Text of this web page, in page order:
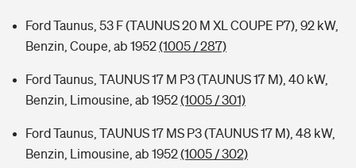
Ford Taunus, 53 F (TAUNUS 20 M XL COUPE P7), 92 kW,
Benzin, Coupe, ab 1952(1005 / 287)
Ford Taunus, TAUNUS 17 M P3 (TAUNUS 17 M), 40 kW,
Benzin, Limousine, ab 1952(1005 / 301)
Ford Taunus, TAUNUS 17 MS P3 (TAUNUS 17 M), 48 kW,
Benzin, Limousine, ab 1952(1005 / 302)